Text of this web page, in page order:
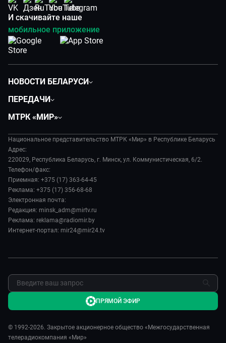
И скачивайте наше
мобильное приложение
НОВОСТИ БЕЛАРУСИ
Экономика
Происшествия
Наука и технологии
Здоровье и медицина
Авто
Культура
Спорт
ПЕРЕДАЧИ
Все как у людей
Вместе выгодно
Евразия. Культурно
Евразия. Регионы
Наши иностранцы
Пять причин поехать в...
Сделано в Содружестве
МТРК «МИР»
История
Руководство
Лица мира
Новости
Пресса о нас
Карьера
Реклама
Национальное представительство МТРК «Мир» в Республике Беларусь
Адрес:
220029, Республика Беларусь, г. Минск, ул. Коммунистическая, 6/2.
Телефон/факс:
Приемная: +375 (17) 363-64-45
Реклама: +375 (17) 356-68-68
Электронная почта:
Редакция: minsk_adm@mirtv.ru
Реклама: reklama@radiomir.by
Интернет-портал: mir24@mir24.tv
© 1992-2026. Закрытое акционерное общество «Межгосударственная
телерадиокомпания «Мир»
ПРЯМОЙ ЭФИР